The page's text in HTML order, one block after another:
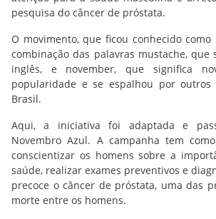
pesquisa do câncer de próstata.
O movimento, que ficou conhecido
combinação das palavras mustache, que
inglês, e november, que significa
popularidade e se espalhou por outros
Brasil.
Aqui, a iniciativa foi adaptada e
Novembro Azul. A campanha tem
conscientizar os homens sobre a
saúde, realizar exames preventivos e
precoce o câncer de próstata, uma das
morte entre os homens.